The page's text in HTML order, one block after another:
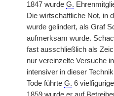
1847 wurde G.
Die wirtschaftliche Not, in
wurde gelindert, als Graf
aufmerksam wurde.
fast ausschließlich als
nur vereinzelte Versuche
intensiver in dieser
Tode führte G. 6